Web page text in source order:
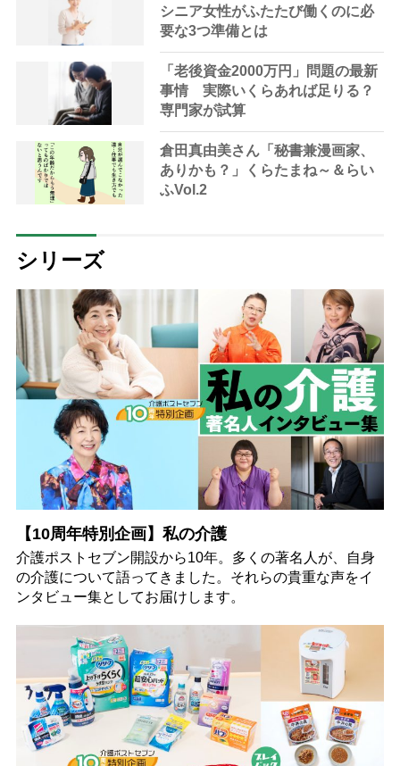
シニア女性がふたたび働くのに必
要な3つ準備とは
「老後資金2000万円」問題の最新
事情 実際いくらあれば足りる？
専門家が試算
倉田真由美さん「秘書兼漫画家、
ありかも？」くらたまね～＆らい
ふVol.2
シリーズ
【10周年特別企画】私の介護
介護ポストセブン開設から10年。多くの著名人が、自身
の介護について語ってきました。それらの貴重な声をイ
ンタビュー集としてお届けします。